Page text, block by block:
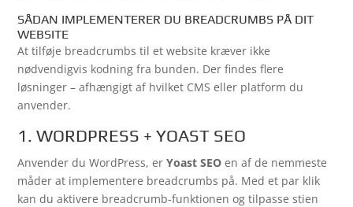
SÅDAN IMPLEMENTERER DU BREADCRUMBS PÅ DIT
WEBSITE
At tilføje breadcrumbs til et website kræver ikke
nødvendigvis kodning fra bunden. Der findes flere
løsninger – afhængigt af hvilket CMS eller platform du
anvender.
1. WORDPRESS + YOAST SEO
Anvender du WordPress, erYoast SEO en af de nemmeste
måder at implementere breadcrumbs på. Med et par klik
kan du aktivere breadcrumb-funktionen og tilpasse stien